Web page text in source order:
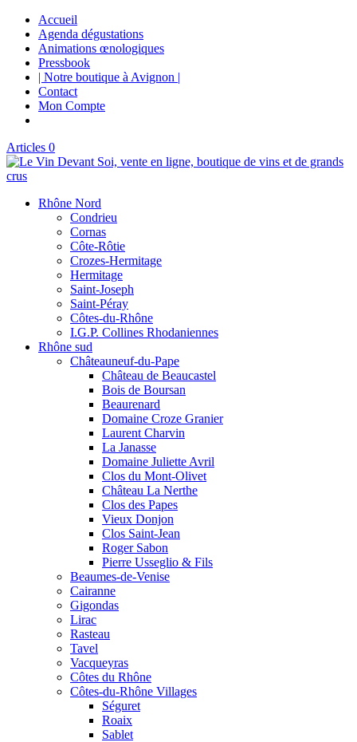
Accueil
Agenda dégustations
Animations œnologiques
Pressbook
| Notre boutique à Avignon |
Contact
Mon Compte
Articles 0
Rhône Nord
Condrieu
Cornas
Côte-Rôtie
Crozes-Hermitage
Hermitage
Saint-Joseph
Saint-Péray
Côtes-du-Rhône
I.G.P. Collines Rhodaniennes
Rhône sud
Châteauneuf-du-Pape
Château de Beaucastel
Bois de Boursan
Beaurenard
Domaine Croze Granier
Laurent Charvin
La Janasse
Domaine Juliette Avril
Clos du Mont-Olivet
Château La Nerthe
Clos des Papes
Vieux Donjon
Clos Saint-Jean
Roger Sabon
Pierre Usseglio & Fils
Beaumes-de-Venise
Cairanne
Gigondas
Lirac
Rasteau
Tavel
Vacqueyras
Côtes du Rhône
Côtes-du-Rhône Villages
Séguret
Roaix
Sablet